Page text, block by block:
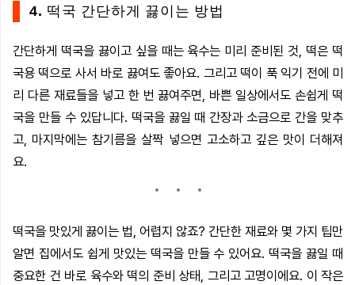
4. 떡국 간단하게 끓이는 방법
간단하게 떡국을 끓이고 싶을 때는 육수는 미리 준비된 것, 떡은 떡
국용 떡으로 사서 바로 끓여도 좋아요. 그리고 떡이 푹 익기 전에 미
리 다른 재료들을 넣고 한 번 끓여주면, 바쁜 일상에서도 손쉽게 떡
국을 만들 수 있답니다. 떡국을 끓일 때 간장과 소금으로 간을 맞추
고, 마지막에는 참기름을 살짝 넣으면 고소하고 깊은 맛이 더해져
요.
떡국을 맛있게 끓이는 법, 어렵지 않죠? 간단한 재료와 몇 가지 팁만
알면 집에서도 쉽게 맛있는 떡국을 만들 수 있어요. 떡국을 끓일 때
중요한 건 바로 육수와 떡의 준비 상태, 그리고 고명이에요. 이 작은